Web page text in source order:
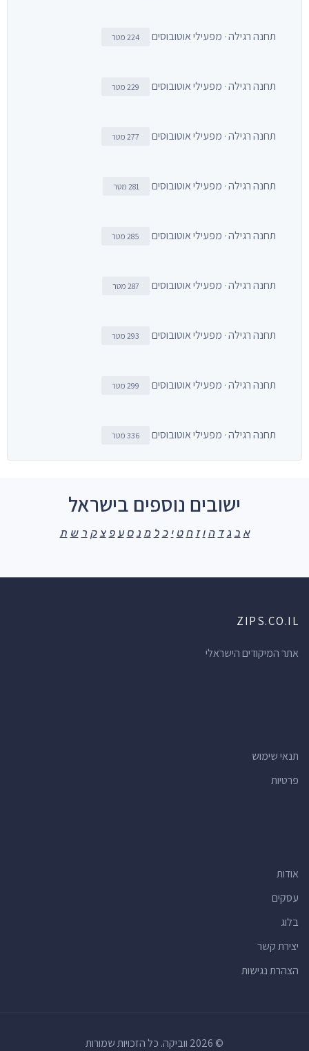
תחנה רגילה · מפעילי אוטובוסים 224 מטר
תחנה רגילה · מפעילי אוטובוסים 229 מטר
תחנה רגילה · מפעילי אוטובוסים 277 מטר
תחנה רגילה · מפעילי אוטובוסים 281 מטר
תחנה רגילה · מפעילי אוטובוסים 285 מטר
תחנה רגילה · מפעילי אוטובוסים 287 מטר
תחנה רגילה · מפעילי אוטובוסים 293 מטר
תחנה רגילה · מפעילי אוטובוסים 299 מטר
תחנה רגילה · מפעילי אוטובוסים 336 מטר
ישובים נוספים בישראל
א ב ג ד ה ו ז ח ט י כ ל מ נ ס ע פ צ ק ר ש ת
ZIPS.CO.IL
אתר המיקודים הישראלי
תנאי שימוש
פרטיות
אודות
עסקים
בלוג
יצירת קשר
הצהרת נגישות
© 2026 ווביקה. כל הזכויות שמורות